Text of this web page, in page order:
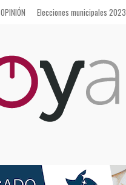
OPINIÓN Elecciones municipales 2023